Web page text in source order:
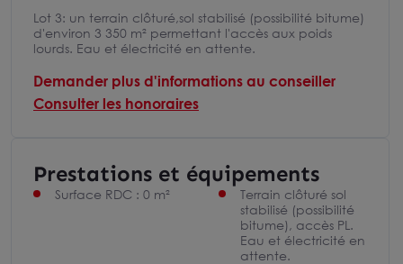
Lot 3: un terrain clôturé,sol stabilisé (possibilité bitume)
d'environ 3 350 m² permettant l'accès aux poids
lourds. Eau et électricité en attente.
Demander plus d'informations au conseiller
Consulter les honoraires
Prestations et équipements
Surface RDC : 0 m²
Terrain clôturé sol
stabilisé (possibilité
bitume), accès PL.
Eau et électricité en
attente.